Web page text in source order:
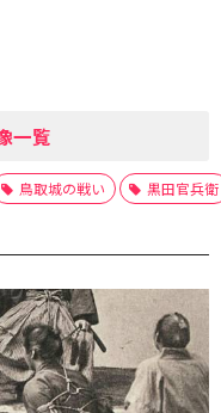
一覧
鳥取城の戦い 黒田官兵衛